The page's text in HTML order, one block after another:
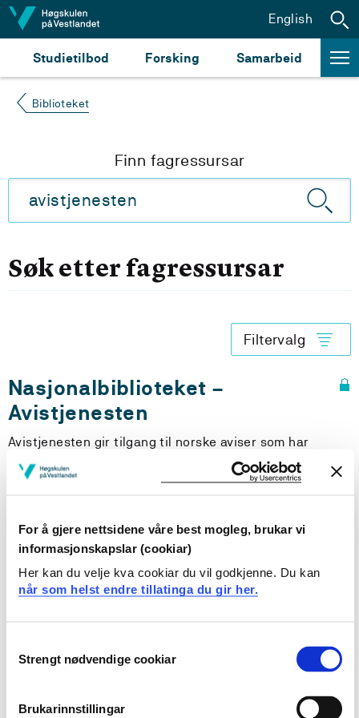
For å gjere nettsidene våre best mogleg, brukar vi
informasjonskapslar (cookiar)
Her kan du velje kva cookiar du vil godkjenne. Du kan
når som helst endre tillatinga du gir her.
Selection
Strengt nødvendige cookiar
Brukarinnstillingar
Hopp til innhald
Studietilbod Forsking Samarbeid
English
Biblioteket
Finn fagressursar
Søk etter fagressursar
Filtervalg
Nasjonalbiblioteket –
Avistjenesten
Avistjenesten gir tilgang til norske aviser som har
inngått digitaliseringsavtale med Nasjonalbiblioteket.
Avisene er tilgjengelige 14 dager etter utgivelsesdato.
For å få tilgang
- Oppsøk biblioteket for å få dagens passord til
«Avistjenesten».
- For å logge på, gå tilNasjonalbibliotekets
passordet som du fikk av biblioteket.
Om tilgangen